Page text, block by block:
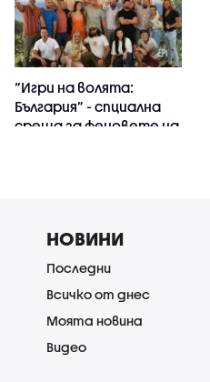
“Игри на волята:
България” - спциална
среща за феновете на
НОВИНИ
Последни
Всичко от днес
Моята новина
Видео